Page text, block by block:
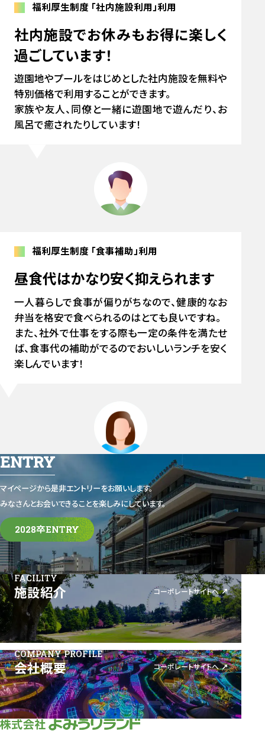
福利厚生制度 「社内施設利用」利用
社内施設でお休みもお得に楽しく
過ごしています！
遊園地やプールをはじめとした社内施設を無料や
特別価格で利用することができます。
家族や友人、同僚と一緒に遊園地で遊んだり、お
風呂で癒されたりしています！
福利厚生制度 「食事補助」利用
昼食代はかなり安く抑えられます
一人暮らしで食事が偏りがちなので、健康的なお
弁当を格安で食べられるのはとても良いですね。
また、社外で仕事をする際も一定の条件を満たせ
ば、食事代の補助がでるのでおいしいランチを安く
楽しんでいます！
ENTRY
マイページから是非エントリーをお願いします。
みなさんとお会いできることを楽しみにしています。
2028卒ENTRY
2028卒ENTRY
FACILITY
施設紹介 コーポレートサイトへ
COMPANY PROFILE
会社概要 コーポレートサイトへ